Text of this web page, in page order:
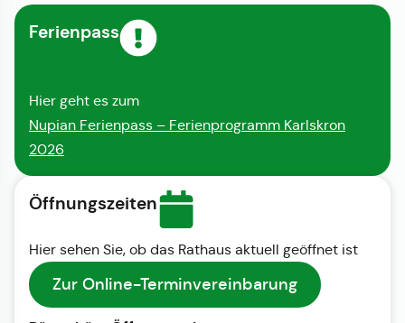
Ferienpass
Hier geht es zum
Nupian Ferienpass – Ferienprogramm Karlskron
2026
Öffnungszeiten
Hier sehen Sie, ob das Rathaus aktuell geöffnet ist
Zur Online-Terminvereinbarung